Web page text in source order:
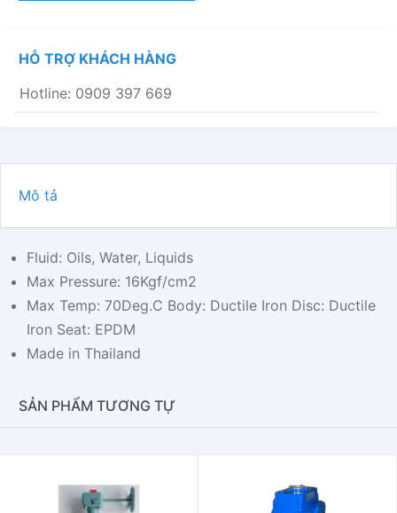
END
HỖ TRỢ KHÁCH HÀNG
Hotline: 0909 397 669
Mô tả
Fluid: Oils, Water, Liquids
Max Pressure: 16Kgf/cm2
Max Temp: 70Deg.C Body: Ductile Iron Disc: Ductile
Iron Seat: EPDM
Made in Thailand
SẢN PHẨM TƯƠNG TỰ